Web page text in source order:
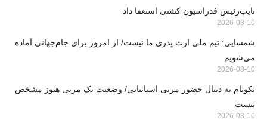
نایب‌رئیس فدراسیون کشتی استعفا داد
2026-08-10
شمسایی: تیم ملی ارث پدری ما نیست/ از امروز برای جام‌جهانی آماده
می‌شویم
2026-08-10
نکونام به دنبال حضور مربی اسپانیایی/ وضعیت یک مربی هنوز مشخص
نیست
2026-08-10